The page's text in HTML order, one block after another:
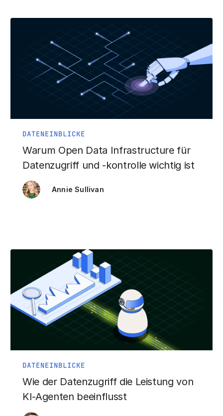
DATENEINBLICKE
Warum Open Data Infrastructure für
Datenzugriff und -kontrolle wichtig ist
Annie Sullivan
DATENEINBLICKE
Wie der Datenzugriff die Leistung von
KI-Agenten beeinflusst